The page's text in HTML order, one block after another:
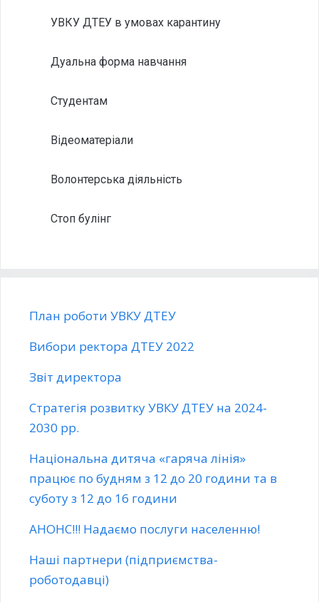
УВКУ ДТЕУ в умовах карантину
Дуальна форма навчання
Студентам
Відеоматеріали
Волонтерська діяльність
Стоп булінг
План роботи УВКУ ДТЕУ
Вибори ректора ДТЕУ 2022
Звіт директора
Стратегія розвитку УВКУ ДТЕУ на 2024-
2030 рр.
Національна дитяча «гаряча лінія»
працює по будням з 12 до 20 години та в
суботу з 12 до 16 години
АНОНС!!! Надаємо послуги населенню!
Наші партнери (підприємства-
роботодавці)